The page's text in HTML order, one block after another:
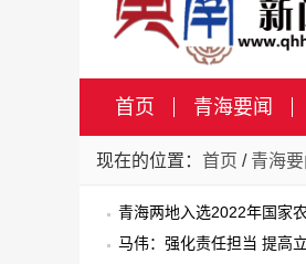
首页 青海要闻
现在的位置： 首页 / 青海要
青海两地入选2022年国家
马伟：强化责任担当 提高